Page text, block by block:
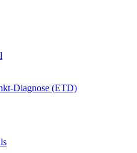
Diagnose (ETD)